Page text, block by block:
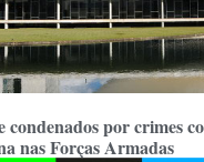
por crimes
nas Forças Armadas